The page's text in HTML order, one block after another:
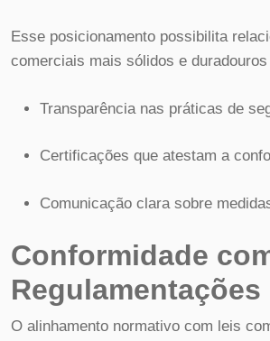
Esse posicionamento possibilita
comerciais mais sólidos e
Transparência nas práticas de
Certificações que atestam a
Comunicação clara sobre
Conformidade
Regulamentações
O alinhamento normativo com leis